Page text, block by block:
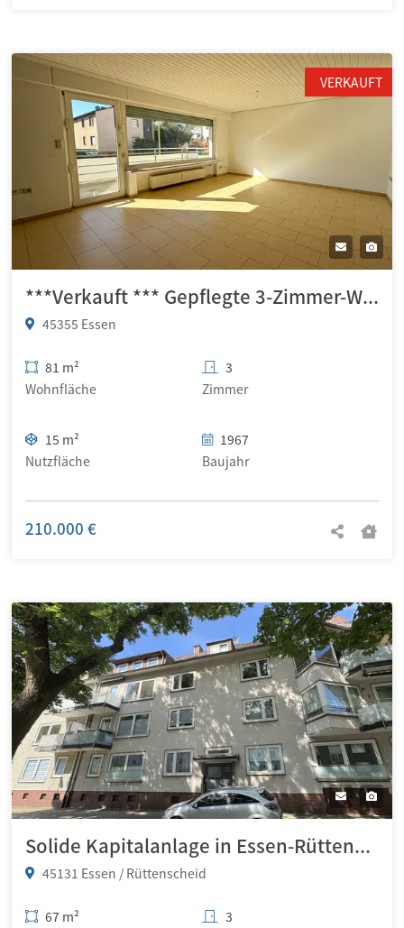
VERKAUFT
***Verkauft *** Gepflegte 3-Zimmer-Wohnung mit Balkon in Essen-Borbeck
45355 Essen
81 m²
Wohnfläche
3
Zimmer
15 m²
Nutzfläche
1967
Baujahr
210.000 €
Solide Kapitalanlage in Essen-Rüttenscheid – vermietete Dachgeschosswohnung in gefragter Lage
45131 Essen / Rüttenscheid
67 m²
3